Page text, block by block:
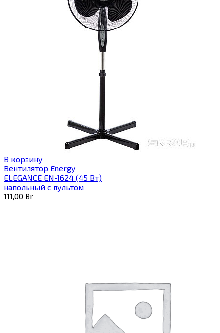
В корзину
Вентилятор Energy
ELEGANCE EN-1624 (45 Вт)
напольный с пультом
111,00 Br